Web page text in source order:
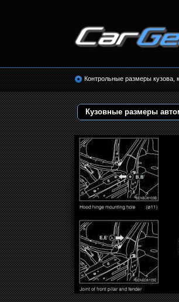
кузовные
Контрольные размеры
Кузовные размеры